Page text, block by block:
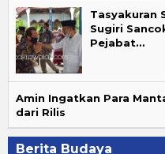
Tasyakuran
Sugiri
Pejabat…
Amin Ingatkan Para
dari Rilis
Berita Budaya